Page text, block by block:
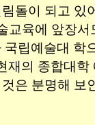
돌이 되고 있
교육에 앞장서
국립예술대 학
재의 종합대학
은 분명해 보